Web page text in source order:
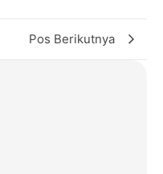
Pos Berikutnya